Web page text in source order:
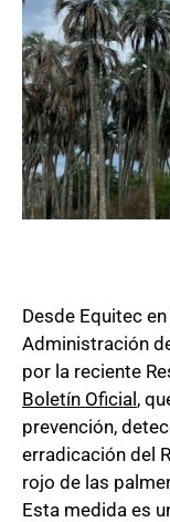
Desde Equitec
Administración
por la reciente
Boletín Oficial,
prevención,
erradicación del
rojo de las
Esta medida es